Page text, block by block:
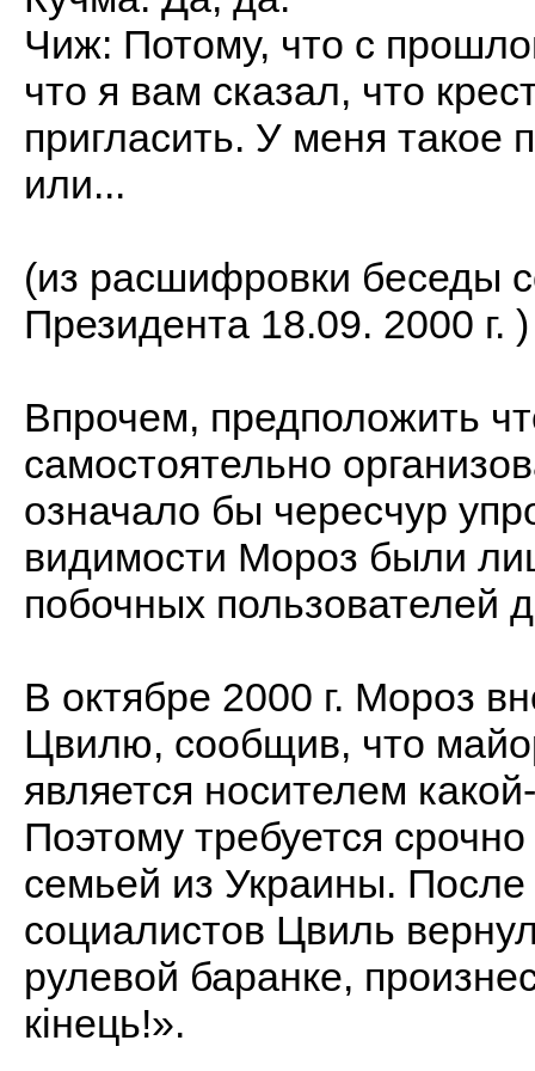
Чиж: Потому, что с
что я вам сказал, что
пригласить. У меня такое
или...
(из расшифровки беседы
Президента 18.09. 2000 г. )
Впрочем, предположить
самостоятельно
означало бы чересчур
видимости Мороз были
побочных пользователей
В октябре 2000 г. Мороз
Цвилю, сообщив, что
является носителем
Поэтому требуется
семьей из Украины.
социалистов Цвиль
рулевой баранке,
кінець!».